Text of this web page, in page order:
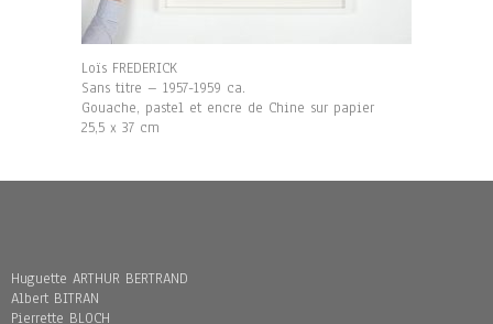
Loïs FREDERICK
Sans titre – 1957-1959 ca.
Gouache, pastel et encre de Chine sur papier
25,5 x 37 cm
Huguette ARTHUR BERTRAND
Albert BITRAN
Pierrette BLOCH